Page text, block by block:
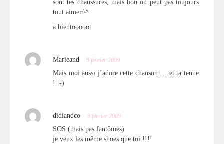
sont tes chaussures, mais bon on peut pas toujours
tout aimer^^
a bientooooot
Marieand 9 février 2009
Mais moi aussi j’adore cette chanson … et ta tenue
! :-)
didiandco 9 février 2009
SOS (mais pas fantômes)
je veux les même shoes que toi !!!!